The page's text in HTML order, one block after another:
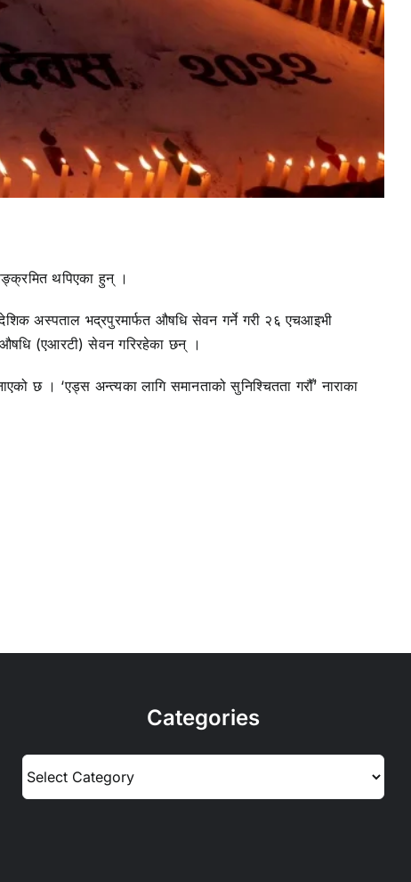
थपिएका हुन् ।
अस्पताल भद्रपुरमार्फत औषधि सेवन गर्ने गरी २६ एचआइभी
(एआरटी) सेवन गरिरहेका छन् ।
छ । ‘एड्स अन्त्यका लागि समानताको सुनिश्चितता गरौँ’ नाराका
Categories